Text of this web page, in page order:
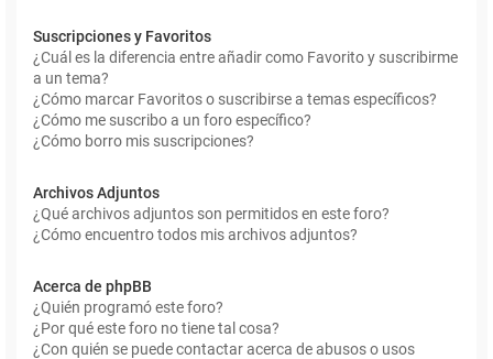
Suscripciones y Favoritos
¿Cuál es la diferencia entre añadir como Favorito y suscribirme
a un tema?
¿Cómo marcar Favoritos o suscribirse a temas específicos?
¿Cómo me suscribo a un foro específico?
¿Cómo borro mis suscripciones?
Archivos Adjuntos
¿Qué archivos adjuntos son permitidos en este foro?
¿Cómo encuentro todos mis archivos adjuntos?
Acerca de phpBB
¿Quién programó este foro?
¿Por qué este foro no tiene tal cosa?
¿Con quién se puede contactar acerca de abusos o usos